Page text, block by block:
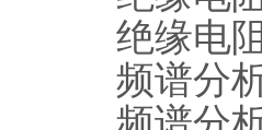
绝缘电
频谱分